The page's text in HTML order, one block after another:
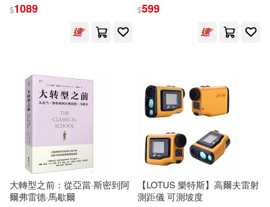
London Philharmonic
Orchestra (2CD))
$1089
(Tchaikovsky: Symphony No.
6 in B minor, Op. 74
’Pathétique’ & Hamlet /
$599
大轉型之前：從亞當·斯密到阿
爾弗雷德·馬歇爾
【LOTUS 樂特斯】高爾夫雷射
測距儀 可測坡度